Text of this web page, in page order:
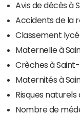
Avis de décès à
Accidents de la
Classement
Maternelle à
Crèches à
Maternités à
Risques
Nombre de